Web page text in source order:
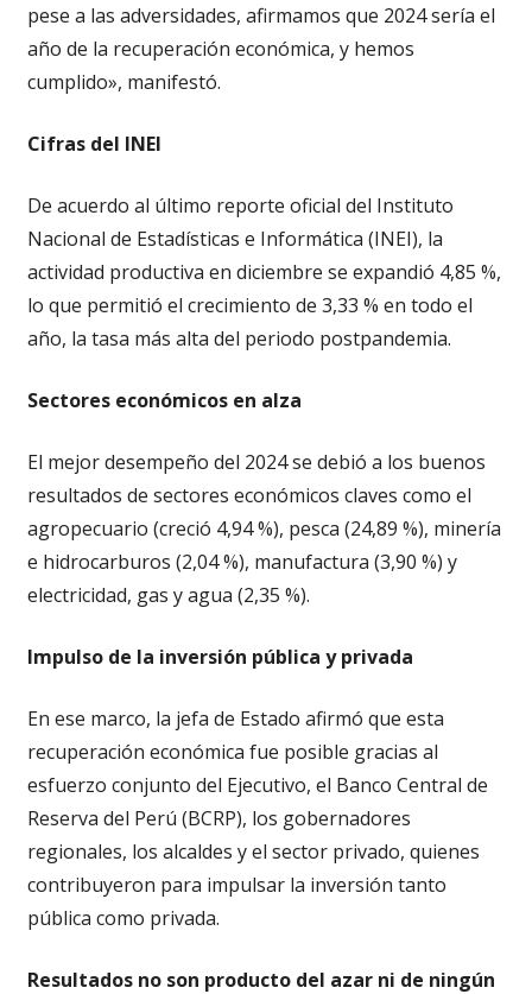
pese a las adversidades, afirmamos que 2024 sería el
año de la recuperación económica, y hemos
cumplido», manifestó.
Cifras del INEI
De acuerdo al último reporte oficial del Instituto
Nacional de Estadísticas e Informática (INEI), la
actividad productiva en diciembre se expandió 4,85 %,
lo que permitió el crecimiento de 3,33 % en todo el
año, la tasa más alta del periodo postpandemia.
Sectores económicos en alza
El mejor desempeño del 2024 se debió a los buenos
resultados de sectores económicos claves como el
agropecuario (creció 4,94 %), pesca (24,89 %), minería
e hidrocarburos (2,04 %), manufactura (3,90 %) y
electricidad, gas y agua (2,35 %).
Impulso de la inversión pública y privada
En ese marco, la jefa de Estado afirmó que esta
recuperación económica fue posible gracias al
esfuerzo conjunto del Ejecutivo, el Banco Central de
Reserva del Perú (BCRP), los gobernadores
regionales, los alcaldes y el sector privado, quienes
contribuyeron para impulsar la inversión tanto
pública como privada.
Resultados no son producto del azar ni de ningún